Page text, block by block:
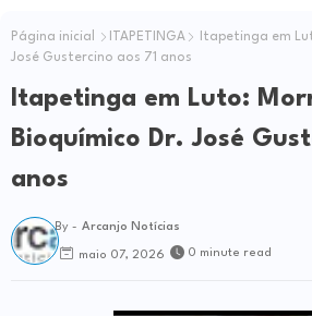
Página inicial ITAPETINGA
Itapetinga em
José Gustercino aos 71 anos
Itapetinga em Luto:
Bioquímico Dr. José
anos
By - Arcanjo Notícias
maio 07, 2026 0 minute read